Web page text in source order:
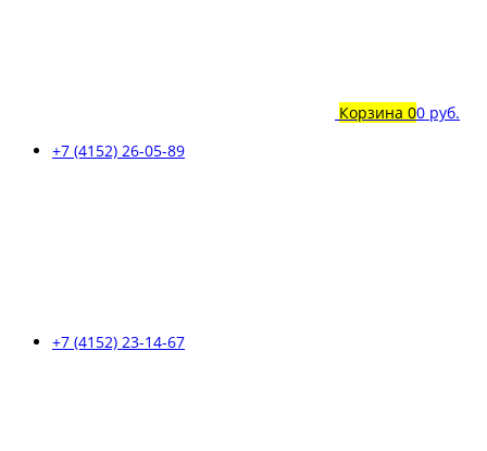
Корзина 00 руб.
+7 (4152) 26-05-89
+7 (4152) 23-14-67